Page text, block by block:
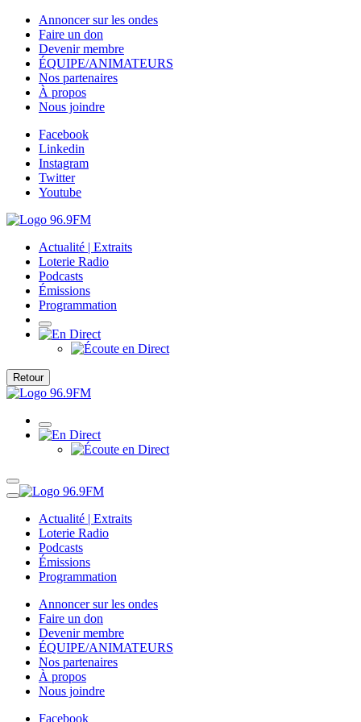
Annoncer sur les ondes
Faire un don
Devenir membre
ÉQUIPE/ANIMATEURS
Nos partenaires
À propos
Nous joindre
Facebook
Linkedin
Instagram
Twitter
Youtube
Actualité | Extraits
Loterie Radio
Podcasts
Émissions
Programmation
Retour
Actualité | Extraits
Loterie Radio
Podcasts
Émissions
Programmation
Annoncer sur les ondes
Faire un don
Devenir membre
ÉQUIPE/ANIMATEURS
Nos partenaires
À propos
Nous joindre
Facebook